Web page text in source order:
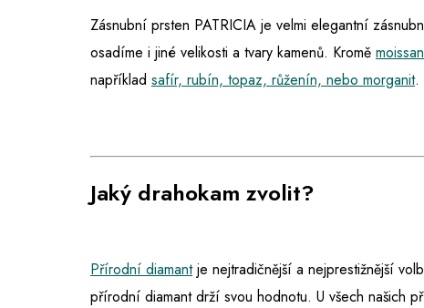
Zásnubní prsten PATRICIA je velmi elegantní
osadíme i jiné velikosti a tvary kamenů. Kromě
například safír, rubín, topaz, růženín, nebo morganit.
Jaký drahokam zvolit?
Přírodní diamantje nejtradičnější a nejprestižnější
přírodní diamant drží svou hodnotu. U všech našich